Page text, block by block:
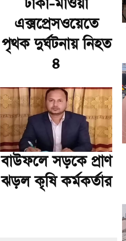
এক্সপ্রেসওয়েতে
পৃথক দুর্ঘটনায় নিহত
৪
বাউফলে সড়কে প্রাণ
ঝড়ল কৃষি কর্মকর্তার